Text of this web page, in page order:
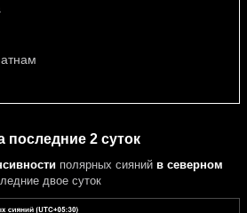
последние 2 суток
полярных сияний в северном
двое суток